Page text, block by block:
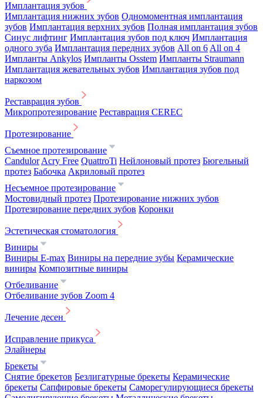
Имплантация зубов
Имплантация нижних зубов Одномоментная имплантация
зубов Имплантация верхних зубов Полная имплантация зубов
Синус лифтинг Имплантация зубов под ключ Имплантация
одного зуба Имплантация передних зубов All on 6 All on 4
Импланты Ankylos Импланты Osstem Импланты Straumann
Имплантация жевательных зубов Имплантация зубов под
наркозом
Реставрация зубов
Микропротезирование Реставрация CEREC
Протезирование
Съемное протезирование
Candulor Acry Free QuattroTi Нейлоновый протез Бюгельный
протез Бабочка Акриловый протез
Несъемное протезирование
Мостовидный протез Протезирование нижних зубов
Протезирование передних зубов Коронки
Эстетическая стоматология
Виниры
Виниры E-max Виниры на передние зубы Керамические
виниры Композитные виниры
Отбеливание
Отбеливание зубов Zoom 4
Лечение десен
Исправление прикуса
Элайнеры
Брекеты
Снятие брекетов Безлигатурные брекеты Керамические
брекеты Сапфировые брекеты Саморегулирующиеся брекеты